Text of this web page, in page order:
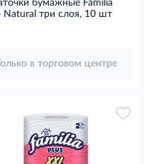
бумажные Familia
Natural три слоя, 10 шт
в торговом центре